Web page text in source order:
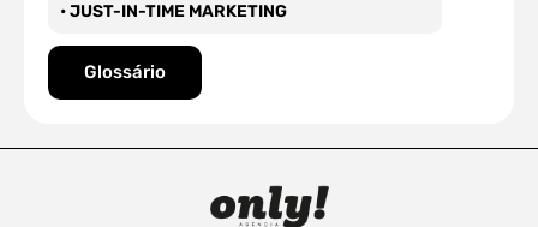
• JUST-IN-TIME MARKETING
Glossário